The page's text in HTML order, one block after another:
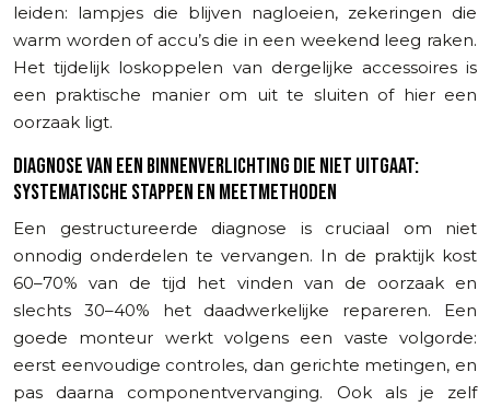
leiden: lampjes die blijven nagloeien, zekeringen die
warm worden of accu’s die in een weekend leeg raken.
Het tijdelijk loskoppelen van dergelijke accessoires is
een praktische manier om uit te sluiten of hier een
oorzaak ligt.
DIAGNOSE VAN EEN BINNENVERLICHTING DIE NIET UITGAAT:
SYSTEMATISCHE STAPPEN EN MEETMETHODEN
Een gestructureerde diagnose is cruciaal om niet
onnodig onderdelen te vervangen. In de praktijk kost
60–70% van de tijd het vinden van de oorzaak en
slechts 30–40% het daadwerkelijke repareren. Een
goede monteur werkt volgens een vaste volgorde:
eerst eenvoudige controles, dan gerichte metingen, en
pas daarna componentvervanging. Ook als je zelf